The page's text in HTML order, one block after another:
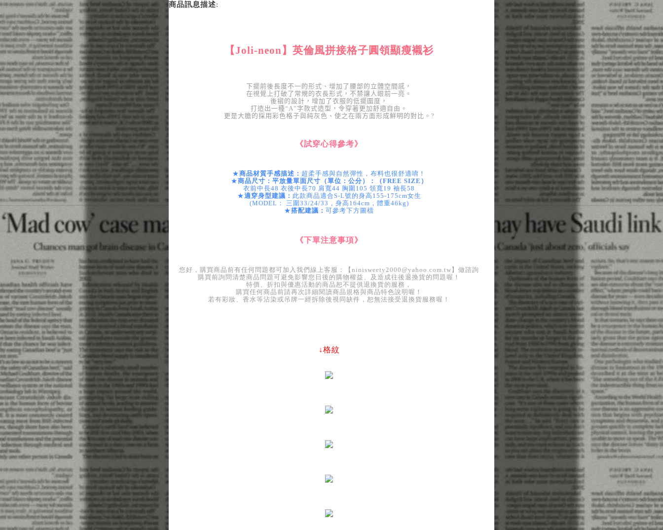
商品訊息描述:
【Joli-neon】英倫風拼接格子圓領顯瘦襯衫
下擺前後長度不一的形式、增加了腰部的立體空間感，
在視覺上打破了常規的衣長形式，不禁讓人眼前一亮。
後褶的設計，增加了衣服的低擺圍度，
打造出一種“A”字款式造型，令穿著更加舒適自由。
更是大膽的採用彩色格子與純灰色、使之在兩方面形成鮮明的對比。 ?
《試穿心得參考》
★商品材質手感描述： 超柔手感與自然彈性，布料也很舒適唷！
★商品尺寸：平放量單面尺寸（單位：公分）：（FREE SIZE）
衣前中長48 衣後中長70 肩寬44 胸圍105 領寬19 袖長58
★適穿身型建議： 此款商品適合S-L號的身高155-175cm女生
(MODEL： 三圍33/24/33，身高164cm，體重46kg)
★搭配建議： 可參考下方圖檔
《下單注意事項》
您好，購買商品前有任何問題都可加入我們線上客服：【ninisweety2000@yahoo.com.tw】做諮詢
購買前詢問清楚商品問題可避免影響您日後的購物權益、及造成往後退換貨的問題喔！
特價、折扣與優惠活動的商品恕不提供退換貨的服務，
購買任何商品前請再次詳細閱讀商品規格與商品特色說明喔！
若有彩妝、香水等沾染或吊牌一經拆除後視同缺件，恕無法接受退換貨服務喔！
↓格紋